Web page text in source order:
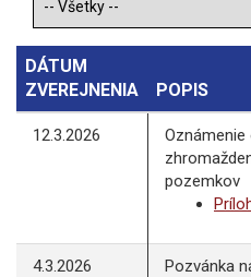
DÁTUM
ZVEREJNENIA
POPIS
12.3.2026
pozemkov
4.3.2026
Pozvánka